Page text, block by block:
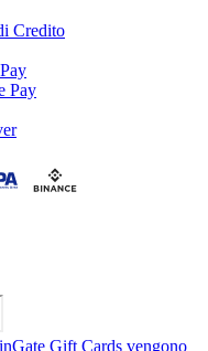
Credito
Pay
Gift Cards vengono